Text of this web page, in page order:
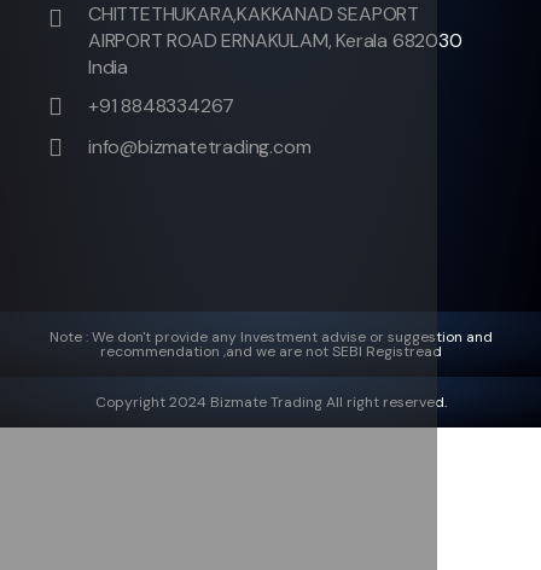
CHITTETHUKARA,KAKKANAD SEAPORT
AIRPORT ROAD ERNAKULAM, Kerala 682030
India
+91 8848334267
info@bizmatetrading.com
Note : We don't provide any Investment advise or suggestion and
recommendation ,and we are not SEBI Registread
Copyright 2024 Bizmate Trading All right reserved.